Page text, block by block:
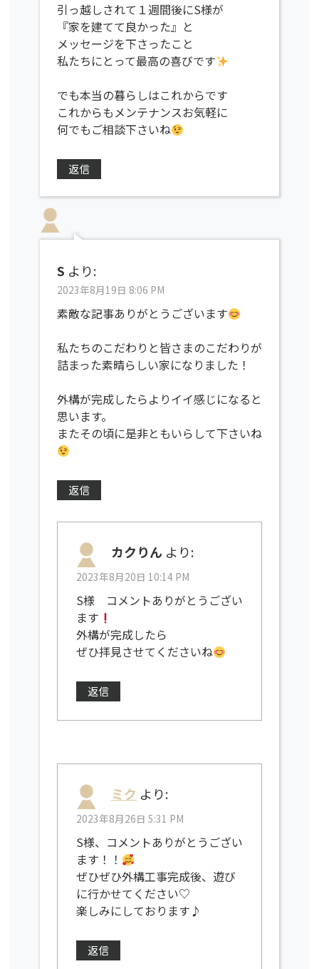
引っ越しされて１週間後にS様が
『家を建てて良かった』と
メッセージを下さったこと
私たちにとって最高の喜びです
でも本当の暮らしはこれからです
これからもメンテナンスお気軽に
何でもご相談下さいね
返信
S より:
2023年8月19日 8:06 PM
素敵な記事ありがとうございます
私たちのこだわりと皆さまのこだわりが
詰まった素晴らしい家になりました！
外構が完成したらよりイイ感じになると
思います。
またその頃に是非ともいらして下さいね
返信
カクりん より:
2023年8月20日 10:14 PM
S様 コメントありがとうござい
ます
外構が完成したら
ぜひ拝見させてくださいね
返信
ミク より:
2023年8月26日 5:31 PM
S様、コメントありがとうござい
ます！！
ぜひぜひ外構工事完成後、遊び
に行かせてください♡
楽しみにしております♪
返信